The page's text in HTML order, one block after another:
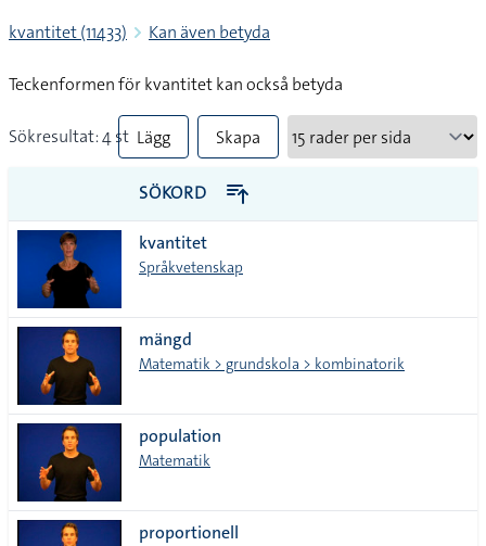
kvantitet (11433) Kan även betyda
Teckenformen för kvantitet kan också betyda
Sökresultat: 4 st Lägg
till
alla i
lista
Skapa
PDF
SÖKORD
kvantitet
Språkvetenskap
mängd
Matematik > grundskola > kombinatorik
population
Matematik
proportionell